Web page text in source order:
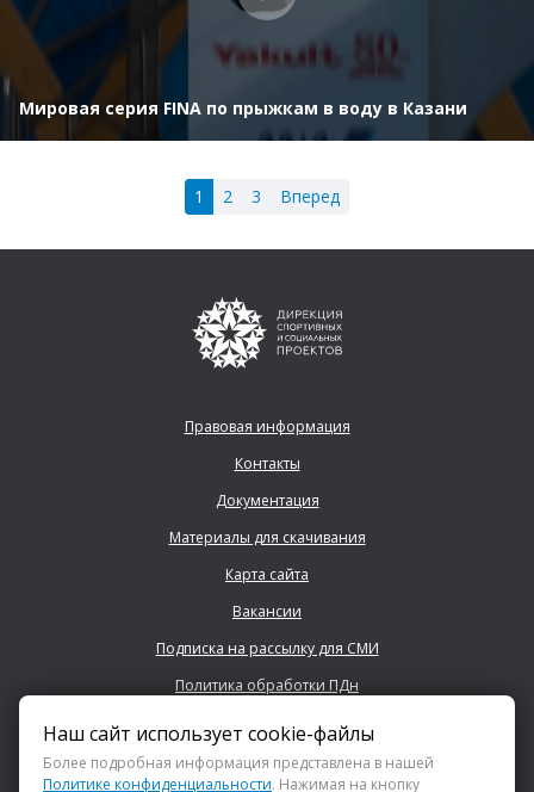
Мировая серия FINA по прыжкам в воду в Казани
1 2 3 Вперед
Правовая информация
Контакты
Документация
Материалы для скачивания
Карта сайта
Вакансии
Подписка на рассылку для СМИ
Политика обработки ПДн
+7 (843) 222 0700
Наш сайт использует cookie-файлы
Более подробная информация представлена в нашей
Политике конфиденциальности. Нажимая на кнопку